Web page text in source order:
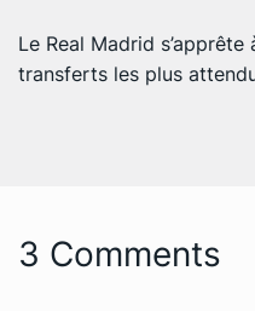
Le Real Madrid s’apprête
transferts les plus
3 Comments